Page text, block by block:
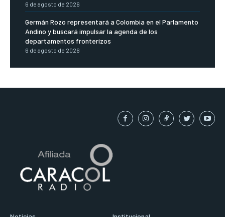
6 de agosto de 2026
Germán Rozo representará a Colombia en el Parlamento
Andino y buscará impulsar la agenda de los
departamentos fronterizos
6 de agosto de 2026